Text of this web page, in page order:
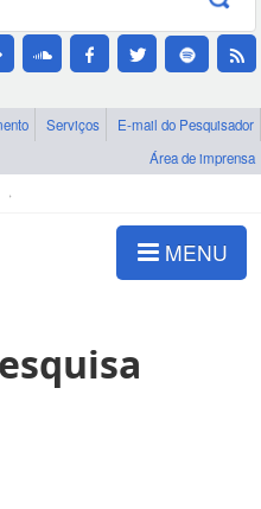
Serviços
E-mail do Pesquisador
Área de imprensa
MENU